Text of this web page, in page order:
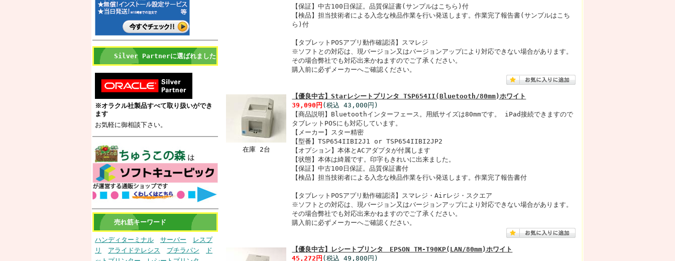
Silver Partnerに選ばれました
※オラクル社製品すべて取り扱いができ
ます
お気軽に御相談下さい。
売れ筋キーワード
ハンディターミナル サーバー
レスプ
リ
アライドテレシス プチラパン
ド
【保証】中古100日保証。品質保証書(サンプルはこちら)付
【検品】担当技術者による入念な検品作業を行い発送します。作業完了報告書(サンプルはこち
ら)付
【タブレットPOSアプリ動作確認済】スマレジ
※ソフトとの対応は、現バージョン又はバージョンアップにより対応できない場合があります。
その場合弊社でも対応出来かねますのでご了承ください。
購入前に必ずメーカーへご確認ください。
在庫 2台
【優良中古】Starレシートプリンタ TSP654II(Bluetooth/80mm)ホワイト
39,090円 (税込 43,000円)
【商品説明】Bluetoothインターフェース。用紙サイズは80mmです。 iPad接続できますので
タブレットPOSにも対応しています。
【メーカー】スター精密
【型番】TSP654IIBI2J1 or TSP654IIBI2JP2
【オプション】本体とACアダプタが付属します
【状態】本体は綺麗です。印字もきれいに出来ました。
【保証】中古100日保証。品質保証書付
【検品】担当技術者による入念な検品作業を行い発送します。作業完了報告書付
【タブレットPOSアプリ動作確認済】スマレジ・Airレジ・スクエア
※ソフトとの対応は、現バージョン又はバージョンアップにより対応できない場合があります。
その場合弊社でも対応出来かねますのでご了承ください。
購入前に必ずメーカーへご確認ください。
【優良中古】レシートプリンタ EPSON TM-T90KP(LAN/80mm)ホワイト
45,272円 (税込 49,800円)